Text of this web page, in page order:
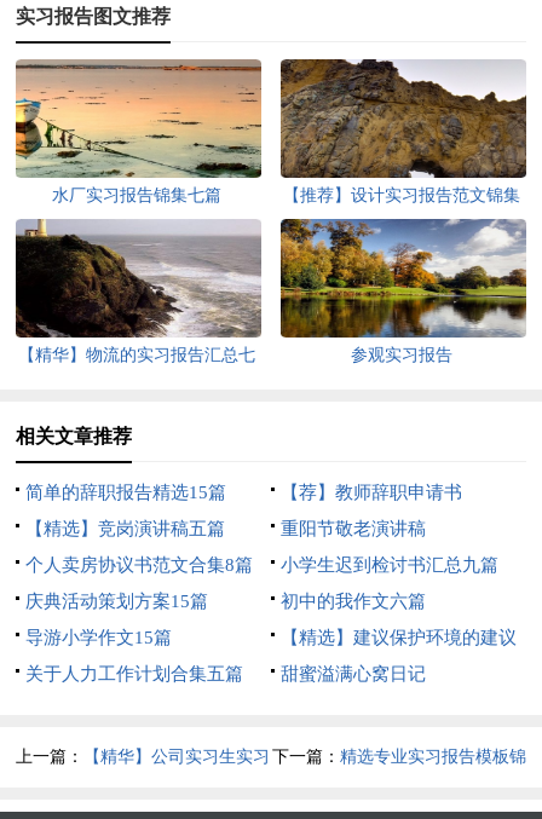
实习报告图文推荐
水厂实习报告锦集七篇
【推荐】设计实习报告范文锦集
7篇
【精华】物流的实习报告汇总七
参观实习报告
相关文章推荐
简单的辞职报告精选15篇
【荐】教师辞职申请书
【精选】竞岗演讲稿五篇
重阳节敬老演讲稿
个人卖房协议书范文合集8篇
小学生迟到检讨书汇总九篇
庆典活动策划方案15篇
初中的我作文六篇
导游小学作文15篇
【精选】建议保护环境的建议
书范文锦集六篇
关于人力工作计划合集五篇 甜蜜溢满心窝日记
上一篇： 【精华】公司实习生实习 下一篇： 精选专业实习报告模板锦